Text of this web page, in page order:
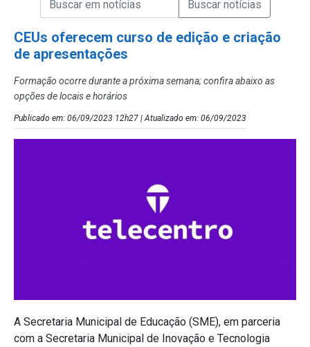
CEUs oferecem curso de edição e criação
de apresentações
Formação ocorre durante a próxima semana; confira abaixo as
opções de locais e horários
Publicado em: 06/09/2023 12h27 | Atualizado em: 06/09/2023
A Secretaria Municipal de Educação (SME), em parceria
com a Secretaria Municipal de Inovação e Tecnologia